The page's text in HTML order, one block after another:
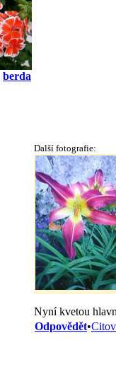
berda
Další fotografie:
Nyní kvetou
Odpovědět•